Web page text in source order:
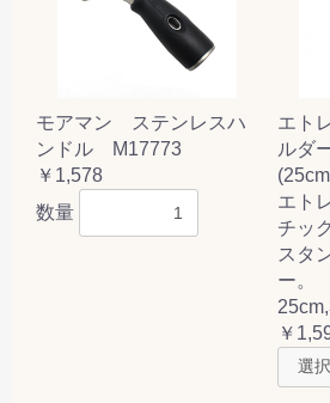
モアマン ステンレスハ
ンドル M17773
￥1,578
数量
エト
ルダ
エト
チッ
スタ
ー。
￥